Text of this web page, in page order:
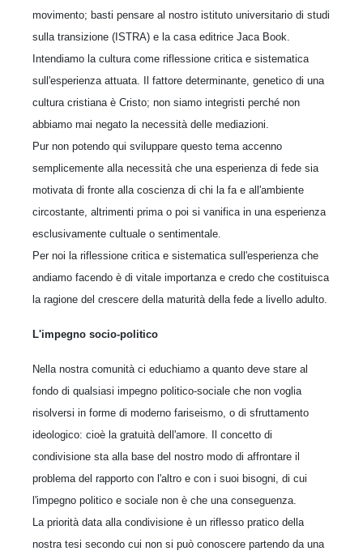
movimento; basti pensare al nostro istituto universitario di studi
sulla transizione (ISTRA) e la casa editrice Jaca Book.
Intendiamo la cultura come riflessione critica e sistematica
sull'esperienza attuata. Il fattore determinante, genetico di una
cultura cristiana è Cristo; non siamo integristi perché non
abbiamo mai negato la necessità delle mediazioni.
Pur non potendo qui sviluppare questo tema accenno
semplicemente alla necessità che una esperienza di fede sia
motivata di fronte alla coscienza di chi la fa e all'ambiente
circostante, altrimenti prima o poi si vanifica in una esperienza
esclusivamente cultuale o sentimentale.
Per noi la riflessione critica e sistematica sull'esperienza che
andiamo facendo è di vitale importanza e credo che costituisca
la ragione del crescere della maturità della fede a livello adulto.
L'impegno socio-politico
Nella nostra comunità ci educhiamo a quanto deve stare al
fondo di qualsiasi impegno politico-sociale che non voglia
risolversi in forme di moderno fariseismo, o di sfruttamento
ideologico: cioè la gratuità dell'amore. Il concetto di
condivisione sta alla base del nostro modo di affrontare il
problema del rapporto con l'altro e con i suoi bisogni, di cui
l'impegno politico e sociale non è che una conseguenza.
La priorità data alla condivisione è un riflesso pratico della
nostra tesi secondo cui non si può conoscere partendo da una